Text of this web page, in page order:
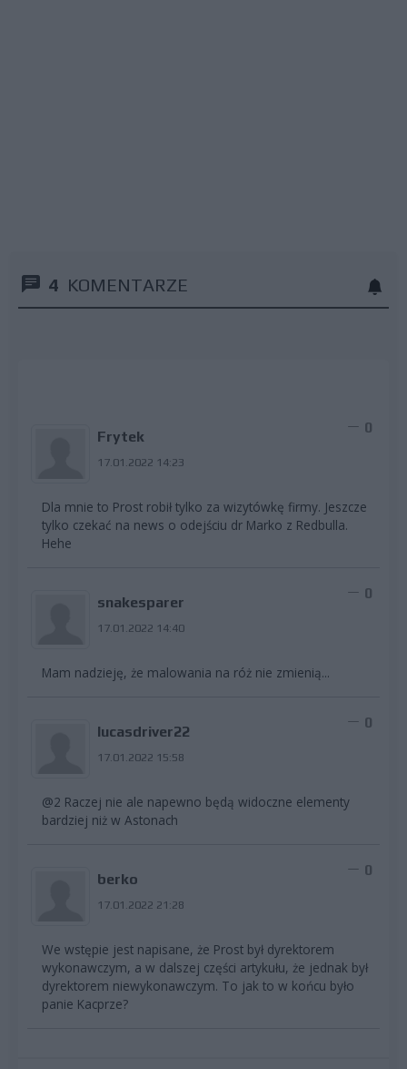
4 KOMENTARZE
Frytek
17.01.2022 14:23
0
Dla mnie to Prost robił tylko za wizytówkę firmy. Jeszcze
tylko czekać na news o odejściu dr Marko z Redbulla.
Hehe
snakesparer
17.01.2022 14:40
0
Mam nadzieję, że malowania na róż nie zmienią...
lucasdriver22
17.01.2022 15:58
0
@2 Raczej nie ale napewno będą widoczne elementy
bardziej niż w Astonach
berko
17.01.2022 21:28
0
We wstępie jest napisane, że Prost był dyrektorem
wykonawczym, a w dalszej części artykułu, że jednak był
dyrektorem niewykonawczym. To jak to w końcu było
panie Kacprze?